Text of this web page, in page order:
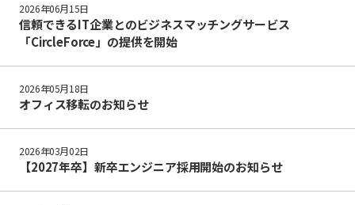
信頼できるIT企業とのビジネスマッチングサービス
「CircleForce」の提供を開始
2026年06月15日
オフィス移転のお知らせ
2026年05月18日
【2027年卒】新卒エンジニア採用開始のお知らせ
2026年03月02日